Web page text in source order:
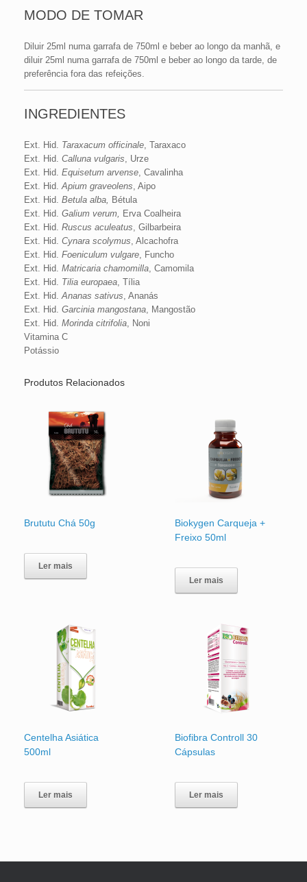
MODO DE TOMAR
Diluir 25ml numa garrafa de 750ml e beber ao longo da manhã, e
diluir 25ml numa garrafa de 750ml e beber ao longo da tarde, de
preferência fora das refeições.
INGREDIENTES
Ext. Hid. Taraxacum officinale , Taraxaco
Ext. Hid. Calluna vulgaris , Urze
Ext. Hid. Equisetum arvense , Cavalinha
Ext. Hid. Apium graveolens , Aipo
Ext. Hid. Betula alba,
Bétula
Ext. Hid. Galium verum,
Erva Coalheira
Ext. Hid. Ruscus aculeatus , Gilbarbeira
Ext. Hid. Cynara scolymus , Alcachofra
Ext. Hid. Foeniculum vulgare , Funcho
Ext. Hid. Matricaria chamomilla , Camomila
Ext. Hid.
Tilia europaea , Tília
Ext. Hid. Ananas sativus , Ananás
Ext. Hid. Garcinia mangostana , Mangostão
Ext. Hid. Morinda citrifolia , Noni
Vitamina C
Potássio
Produtos Relacionados
Brututu Chá 50g
Ler mais
Biokygen Carqueja +
Freixo 50ml
Ler mais
Centelha Asiática
500ml
Ler mais
Biofibra Controll 30
Cápsulas
Ler mais